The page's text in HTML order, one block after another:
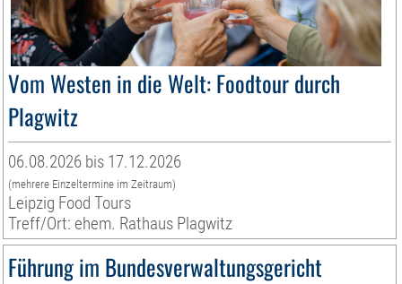
Vom Westen in die Welt: Foodtour durch
Plagwitz
06.08.2026 bis 17.12.2026
(mehrere Einzeltermine im Zeitraum)
Leipzig Food Tours
Treff/Ort: ehem. Rathaus Plagwitz
Führung im Bundesverwaltungsgericht